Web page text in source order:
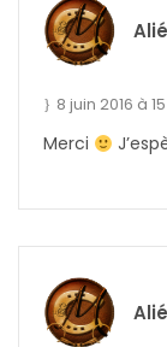
8 juin 2016 à
Merci